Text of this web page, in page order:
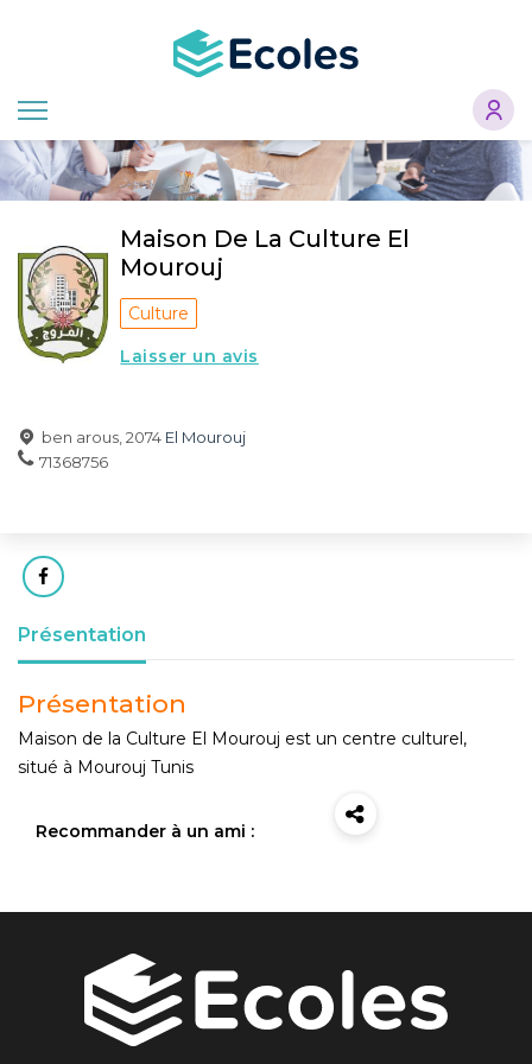
principal
Maison De La Culture El
Mourouj
Culture
Laisser un avis
ben arous, 2074 El Mourouj
71368756
Présentation
Présentation
Maison de la Culture El Mourouj est un centre culturel,
situé à Mourouj Tunis
Recommander à un ami :